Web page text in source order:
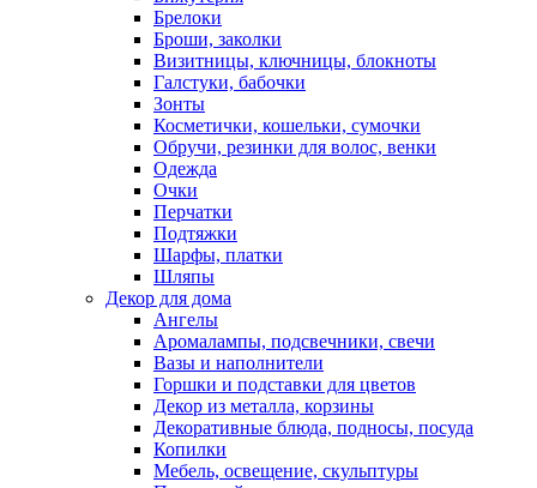
Брелоки
Броши, заколки
Визитницы, ключницы, блокноты
Галстуки, бабочки
Зонты
Косметички, кошельки, сумочки
Обручи, резинки для волос, венки
Одежда
Очки
Перчатки
Подтяжки
Шарфы, платки
Шляпы
Декор для дома
Ангелы
Аромалампы, подсвечники, свечи
Вазы и наполнители
Горшки и подставки для цветов
Декор из металла, корзины
Декоративные блюда, подносы, посуда
Копилки
Мебель, освещение, скульптуры